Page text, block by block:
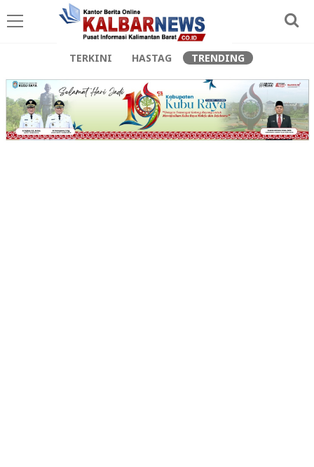
TERKINI HASTAG TRENDING